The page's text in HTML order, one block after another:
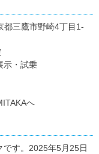
都三鷹市野崎4丁目1-
示・試乗
へ
です。2025年5月25日